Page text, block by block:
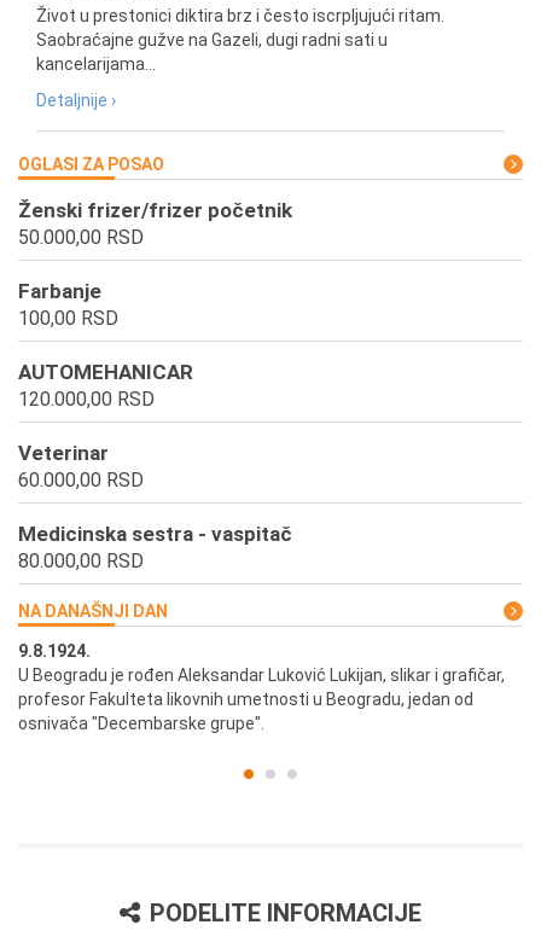
Život u prestonici diktira brz i često iscrpljujući ritam.
Saobraćajne gužve na Gazeli, dugi radni sati u
kancelarijama...
Detaljnije ›
OGLASI ZA POSAO
Ženski frizer/frizer početnik
50.000,00 RSD
Farbanje
100,00 RSD
AUTOMEHANICAR
120.000,00 RSD
Veterinar
60.000,00 RSD
Medicinska sestra - vaspitač
80.000,00 RSD
NA DANAŠNJI DAN
9.8.1924.
U Beogradu je rođen Aleksandar Luković Lukijan, slikar i grafičar,
profesor Fakulteta likovnih umetnosti u Beogradu, jedan od
osnivača "Decembarske grupe".
PODELITE INFORMACIJE